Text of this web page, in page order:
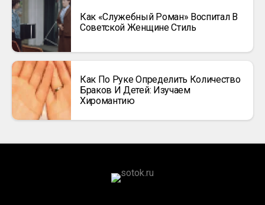
Как «Служебный Роман» Воспитал В
Советской Женщине Стиль
Как По Руке Определить Количество
Браков И Детей: Изучаем
Хиромантию